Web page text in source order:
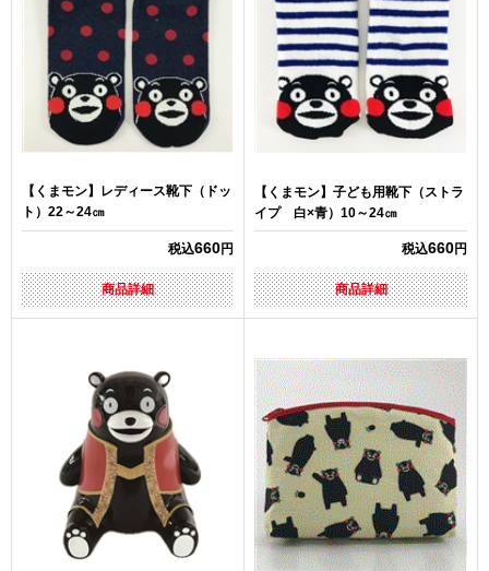
【くまモン】レディース靴下（ドッ
ト）22～24㎝
税込660円
商品詳細
【くまモン】子ども用靴下（ストラ
イプ 白×青）10～24㎝
税込660円
商品詳細